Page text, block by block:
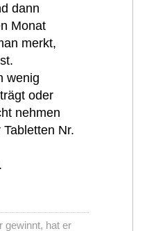
dann
Monat
merkt,
wenig
oder
nehmen
Nr.
gewinnt, hat er